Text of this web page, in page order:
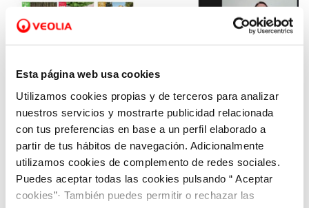
Esta página web usa cookies
Utilizamos cookies propias y de terceros para analizar
nuestros servicios y mostrarte publicidad relacionada
con tus preferencias en base a un perfil elaborado a
partir de tus hábitos de navegación. Adicionalmente
utilizamos cookies de complemento de redes sociales.
Puedes aceptar todas las cookies pulsando “ Aceptar
cookies”· También puedes permitir o rechazar las
04 FEB 2021
Aquona apuesta por el impulso a la Agenda
2030 como respuesta para salir de la crisis